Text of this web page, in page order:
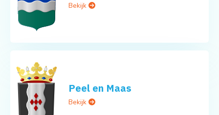
Bekijk
Peel en Maas
Bekijk